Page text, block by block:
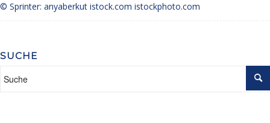
© Sprinter: anyaberkut istock.com istockphoto.com
SUCHE